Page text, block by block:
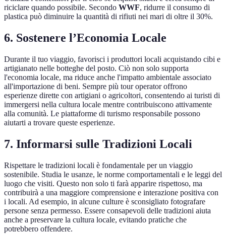
riciclare quando possibile. Secondo WWF, ridurre il consumo di
plastica può diminuire la quantità di rifiuti nei mari di oltre il 30%.
6. Sostenere l’Economia Locale
Durante il tuo viaggio, favorisci i produttori locali acquistando cibi e
artigianato nelle botteghe del posto. Ciò non solo supporta
l'economia locale, ma riduce anche l'impatto ambientale associato
all'importazione di beni. Sempre più tour operator offrono
esperienze dirette con artigiani o agricoltori, consentendo ai turisti di
immergersi nella cultura locale mentre contribuiscono attivamente
alla comunità. Le piattaforme di turismo responsabile possono
aiutarti a trovare queste esperienze.
7. Informarsi sulle Tradizioni Locali
Rispettare le tradizioni locali è fondamentale per un viaggio
sostenibile. Studia le usanze, le norme comportamentali e le leggi del
luogo che visiti. Questo non solo ti farà apparire rispettoso, ma
contribuirà a una maggiore comprensione e interazione positiva con
i locali. Ad esempio, in alcune culture è sconsigliato fotografare
persone senza permesso. Essere consapevoli delle tradizioni aiuta
anche a preservare la cultura locale, evitando pratiche che
potrebbero offendere.